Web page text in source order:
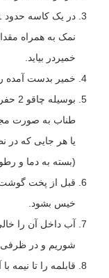
نمک به همراه
خمیردر بیاید.
خمیر بدست آمده
طناب به صورت
یا هر جایی که در
(بسته به دما و رطوبت بین 7
خیس بشود.
آب داخل آن را
شوریم و در ظرفی
قابلمه را تا